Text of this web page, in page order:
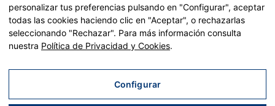
Plan de Recuperación, Transformación y Resiliencia – Financiado por
Recuperación y resiliencia, establecido por el Reglamento (UE)
2021/241 del Parlamento Europeo y del Consejo, de 12 de febrero
personalizar tus preferencias pulsando en "Configurar", aceptar
todas las cookies haciendo clic en "Aceptar", o rechazarlas
seleccionando "Rechazar". Para más información consulta
nuestra Política de Privacidad y Cookies.
Configurar